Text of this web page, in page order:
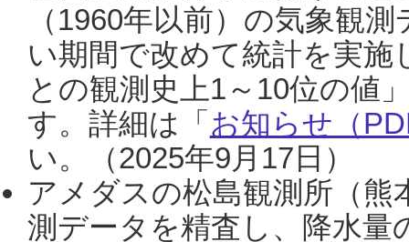
（1960年以前）の気象観
い期間で改めて統計を実
との観測史上1～10位の値
す。詳細は「 お知らせ（
い。（2025年9月17日）
アメダスの松島観測所（熊
測データを精査し、降水